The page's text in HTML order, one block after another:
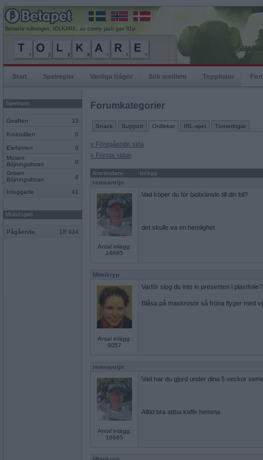
Senaste rullningen, tOLKARE, av conny jash gav 81p
Start Spelregler Vanliga frågor Sök medlem Topplistor
Spelrum
Giraffen 33
Krokodilen 0
Elefanten
0
Musen
Böjningslistan
0
Grisen
Böjningslistan
8
Inloggade 41
Mobilspel
Pågående 18 434
Forumkategorier
Snack Support Ordlekar IRL-spel Turneringar
« Föregående sida
« Första sidan
Användare
Inlägg
remvanrijn
Antal inlägg:
16685
Vad köper du för biobränsle till din bil?
det skulle va en hemlighet
Mimikryp
Antal inlägg:
9057
Varför slog du inte in presenten i plastfolie?
Blåsa på maskrosor så fröna flyger med
remvanrijn
Antal inlägg:
16685
Vad har du gjord under dina 5 veckor
Alltid bra attha kaffe hemma